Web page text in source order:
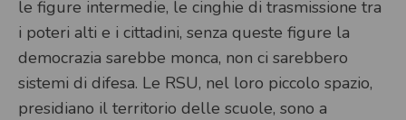
le figure intermedie, le cinghie di trasmissione tra
i poteri alti e i cittadini, senza queste figure la
democrazia sarebbe monca, non ci sarebbero
sistemi di difesa. Le RSU, nel loro piccolo spazio,
presidiano il territorio delle scuole, sono a